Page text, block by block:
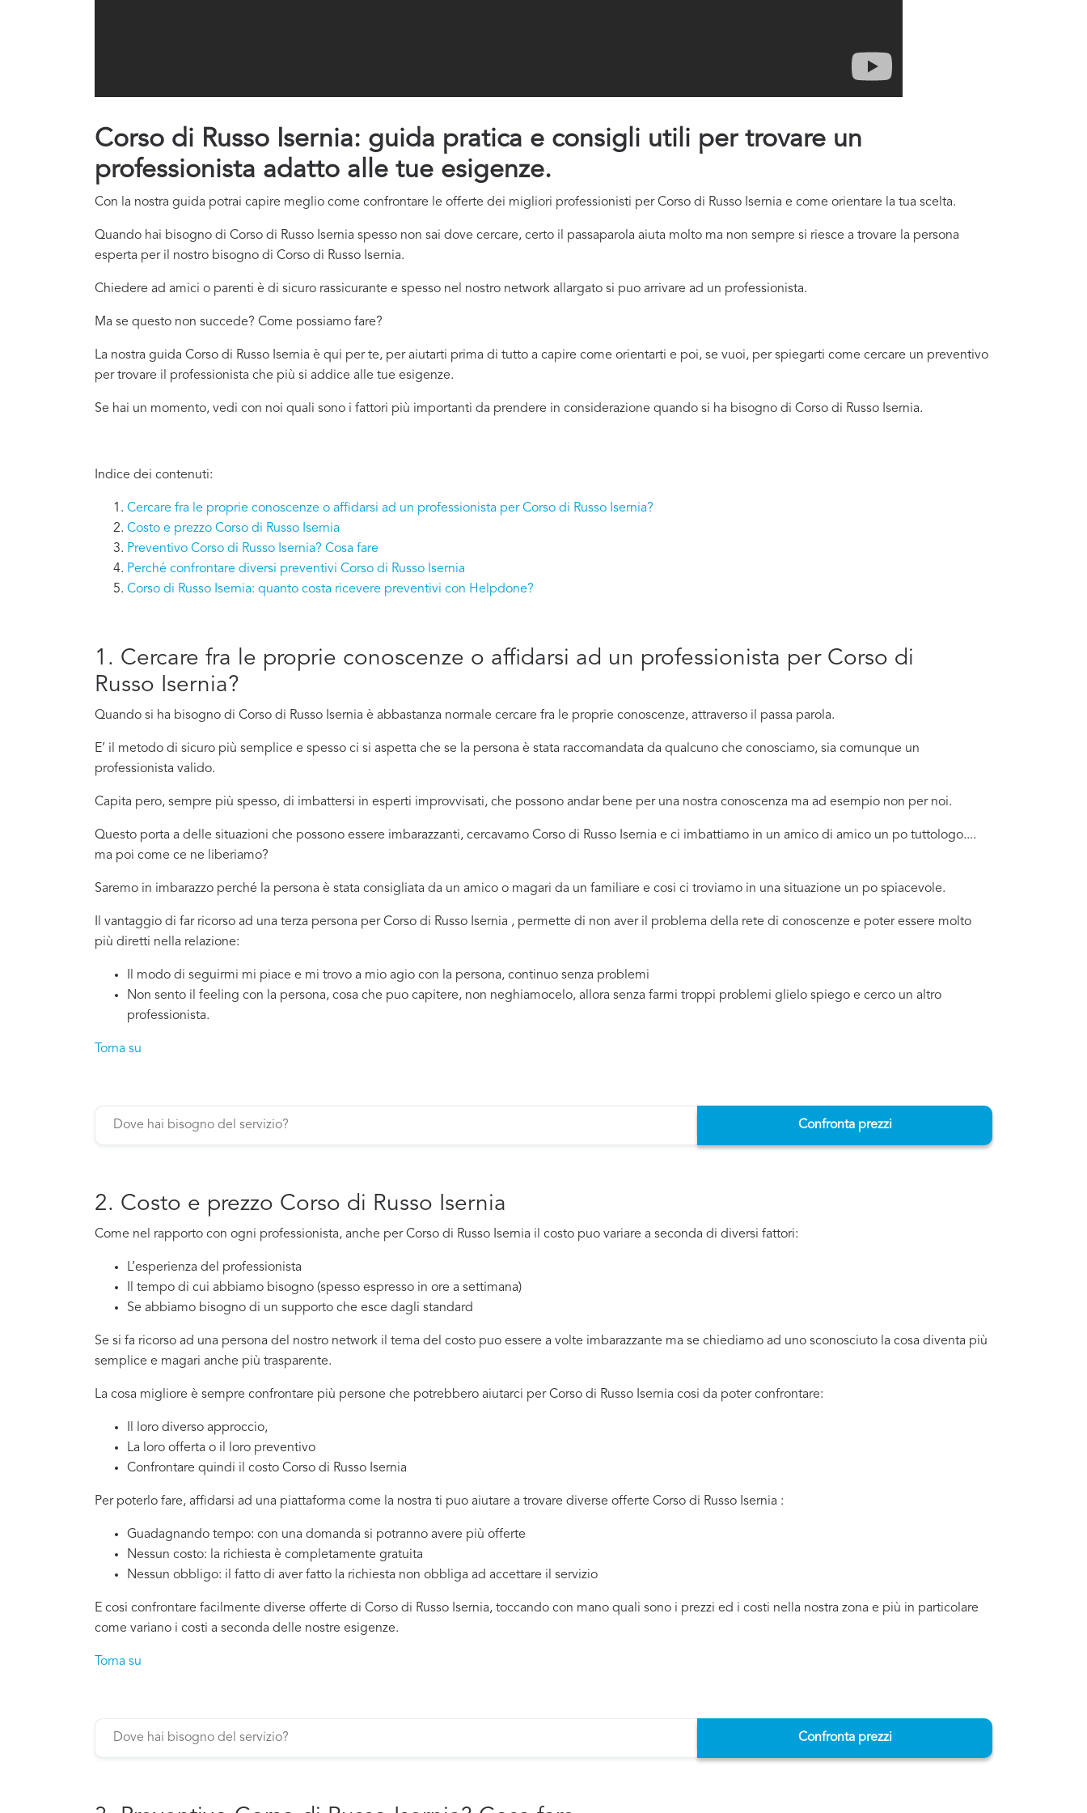
Corso di Russo Isernia: guida pratica e consigli utili per trovare un
professionista adatto alle tue esigenze.
Con la nostra guida potrai capire meglio come confrontare le offerte dei migliori professionisti per Corso di Russo Isernia e come orientare la tua scelta.
Quando hai bisogno di Corso di Russo Isernia spesso non sai dove cercare, certo il passaparola aiuta molto ma non sempre si riesce a trovare la persona
esperta per il nostro bisogno di Corso di Russo Isernia.
Chiedere ad amici o parenti è di sicuro rassicurante e spesso nel nostro network allargato si puo arrivare ad un professionista.
Ma se questo non succede? Come possiamo fare?
La nostra guida Corso di Russo Isernia è qui per te, per aiutarti prima di tutto a capire come orientarti e poi, se vuoi, per spiegarti come cercare un preventivo
per trovare il professionista che più si addice alle tue esigenze.
Se hai un momento, vedi con noi quali sono i fattori più importanti da prendere in considerazione quando si ha bisogno di Corso di Russo Isernia.
Indice dei contenuti:
Cercare fra le proprie conoscenze o affidarsi ad un professionista per Corso di Russo Isernia?
Costo e prezzo Corso di Russo Isernia
Preventivo Corso di Russo Isernia? Cosa fare
Perché confrontare diversi preventivi Corso di Russo Isernia
Corso di Russo Isernia: quanto costa ricevere preventivi con Helpdone?
1. Cercare fra le proprie conoscenze o affidarsi ad un professionista per Corso di
Russo Isernia?
Quando si ha bisogno di Corso di Russo Isernia è abbastanza normale cercare fra le proprie conoscenze, attraverso il passa parola.
E’ il metodo di sicuro più semplice e spesso ci si aspetta che se la persona è stata raccomandata da qualcuno che conosciamo, sia comunque un
professionista valido.
Capita pero, sempre più spesso, di imbattersi in esperti improvvisati, che possono andar bene per una nostra conoscenza ma ad esempio non per noi.
Questo porta a delle situazioni che possono essere imbarazzanti, cercavamo Corso di Russo Isernia e ci imbattiamo in un amico di amico un po tuttologo....
ma poi come ce ne liberiamo?
Saremo in imbarazzo perché la persona è stata consigliata da un amico o magari da un familiare e cosi ci troviamo in una situazione un po spiacevole.
Il vantaggio di far ricorso ad una terza persona per Corso di Russo Isernia , permette di non aver il problema della rete di conoscenze e poter essere molto
più diretti nella relazione:
Il modo di seguirmi mi piace e mi trovo a mio agio con la persona, continuo senza problemi
Non sento il feeling con la persona, cosa che puo capitere, non neghiamocelo, allora senza farmi troppi problemi glielo spiego e cerco un altro
professionista.
Torna su
Confronta prezzi
2. Costo e prezzo Corso di Russo Isernia
Come nel rapporto con ogni professionista, anche per Corso di Russo Isernia il costo puo variare a seconda di diversi fattori:
L’esperienza del professionista
Il tempo di cui abbiamo bisogno (spesso espresso in ore a settimana)
Se abbiamo bisogno di un supporto che esce dagli standard
Se si fa ricorso ad una persona del nostro network il tema del costo puo essere a volte imbarazzante ma se chiediamo ad uno sconosciuto la cosa diventa più
semplice e magari anche più trasparente.
La cosa migliore è sempre confrontare più persone che potrebbero aiutarci per Corso di Russo Isernia cosi da poter confrontare:
Il loro diverso approccio,
La loro offerta o il loro preventivo
Confrontare quindi il costo Corso di Russo Isernia
Per poterlo fare, affidarsi ad una piattaforma come la nostra ti puo aiutare a trovare diverse offerte Corso di Russo Isernia :
Guadagnando tempo: con una domanda si potranno avere più offerte
Nessun costo: la richiesta è completamente gratuita
Nessun obbligo: il fatto di aver fatto la richiesta non obbliga ad accettare il servizio
E cosi confrontare facilmente diverse offerte di Corso di Russo Isernia, toccando con mano quali sono i prezzi ed i costi nella nostra zona e più in particolare
come variano i costi a seconda delle nostre esigenze.
Torna su
Confronta prezzi